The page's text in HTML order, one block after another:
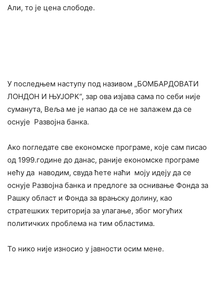
Али, то је цена слободе.
У последњем наступу под називом „БОМБАРДОВАТИ
ЛОНДОН И ЊУЈОРК“, зар ова изјава сама по себи није
суманута, Веља ме је напао да се не залажем да се
оснује Развојна банка.
Ако погледате све економске програме, које сам писао
од 1999.године до данас, раније економске програме
нећу да наводим, свуда ћете наћи моју идеју да се
оснује Развојна банка и предлоге за оснивање Фонда за
Рашку област и Фонда за врањску долину, као
стратешких територија за улагање, због могућих
политичких проблема на тим областима.
То нико није износио у јавности осим мене.